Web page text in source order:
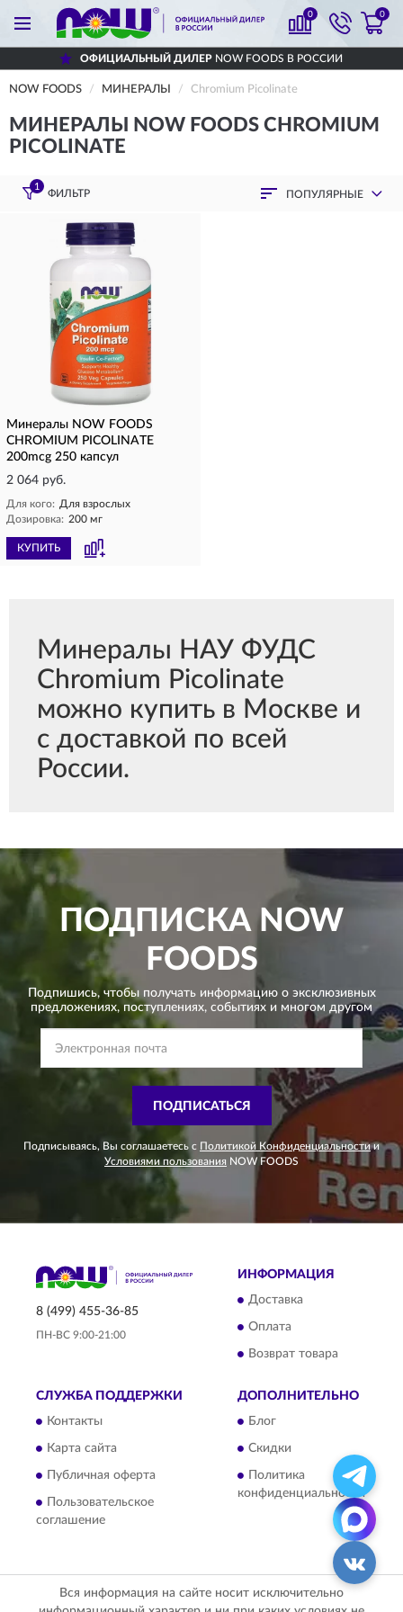
0 0
ОФИЦИАЛЬНЫЙ ДИЛЕРNOW FOODS В РОССИИ
NOW FOODS МИНЕРАЛЫ Chromium Picolinate
МИНЕРАЛЫ NOW FOODS CHROMIUM
PICOLINATE
1
ФИЛЬТР ПОПУЛЯРНЫЕ
Минералы NOW FOODS
CHROMIUM PICOLINATE
200mcg 250 капсул
2 064 руб.
Для кого: Для взрослых
Дозировка: 200 мг
КУПИТЬ
Минералы НАУ ФУДС
Chromium Picolinate
можно купить в Москве и
с доставкой по всей
России.
ПОДПИСКАNOW
FOODS
Подпишись, чтобы получать информацию о эксклюзивных
предложениях, поступлениях, событиях и многом другом
ПОДПИСАТЬСЯ
Подписываясь, Вы соглашаетесь с Политикой Конфиденциальности и
Условиями пользования NOW FOODS
8 (499) 455-36-85
ПН-ВС 9:00-21:00
ИНФОРМАЦИЯ
Доставка
Оплата
Возврат товара
СЛУЖБА ПОДДЕРЖКИ
Контакты
Карта сайта
Публичная оферта
Пользовательское
соглашение
ДОПОЛНИТЕЛЬНО
Блог
Скидки
Политика
конфиденциальности
Вся информация на сайте носит исключительно